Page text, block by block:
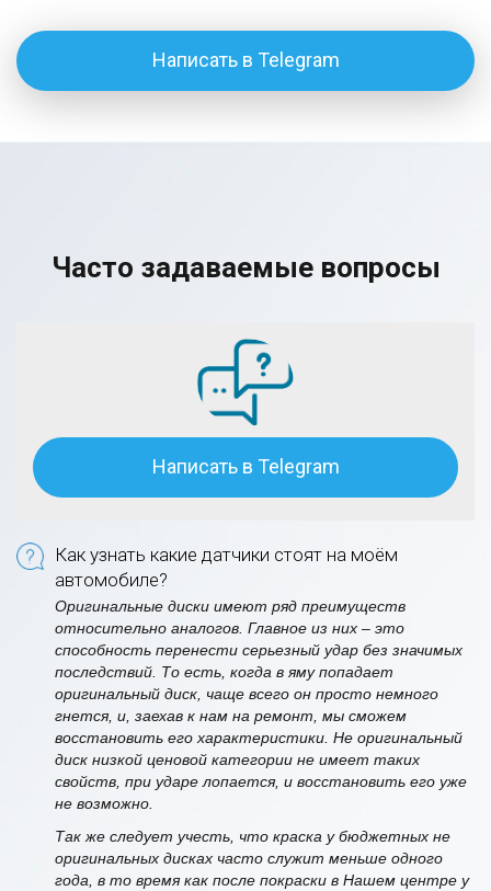
Написать в Telegram
Часто задаваемые вопросы
Написать в Telegram
Как узнать какие датчики стоят на моём
автомобиле?
Оригинальные диски имеют ряд преимуществ
относительно аналогов. Главное из них – это
способность перенести серьезный удар без значимых
последствий. То есть, когда в яму попадает
оригинальный диск, чаще всего он просто немного
гнется, и, заехав к нам на ремонт, мы сможем
восстановить его характеристики. Не оригинальный
диск низкой ценовой категории не имеет таких
свойств, при ударе лопается, и восстановить его уже
не возможно.
Так же следует учесть, что краска у бюджетных не
оригинальных дисках часто служит меньше одного
года, в то время как после покраски в Нашем центре у